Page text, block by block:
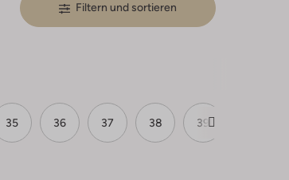
Filtern und sortieren
35 36 37 38 39